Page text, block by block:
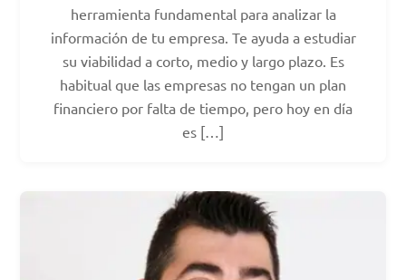
herramienta fundamental para analizar la
información de tu empresa. Te ayuda a estudiar
su viabilidad a corto, medio y largo plazo. Es
habitual que las empresas no tengan un plan
financiero por falta de tiempo, pero hoy en día
es […]